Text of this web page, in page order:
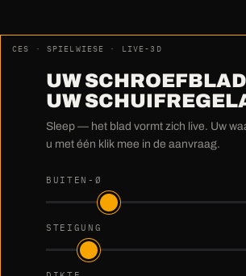
CES · SPIELWIESE · LIVE-3D
UW
UW
Sleep — het blad vormt zich live. Uw
u met één klik mee in de aanvraag.
BUITEN-Ø
STEIGUNG